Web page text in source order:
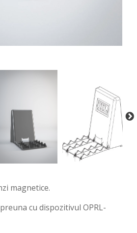
magnetice.
cu dispozitivul OPRL-